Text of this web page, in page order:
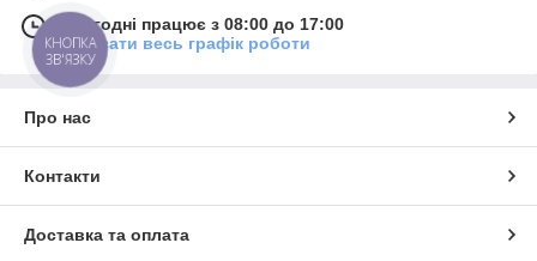
Сьогодні працює з 08:00 до 17:00
Показати весь графік роботи
Про нас
Контакти
Доставка та оплата
КНОПКА
ЗВ'ЯЗКУ